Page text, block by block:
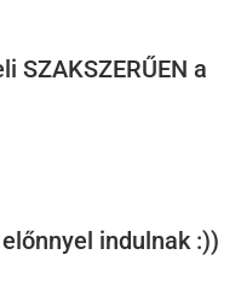
SZAKSZERŰEN a
indulnak :))